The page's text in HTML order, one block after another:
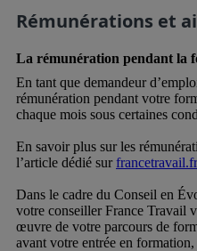
Rémunérations et
La rémunération pendant la
En tant que demandeur
rémunération pendant votre
chaque mois sous certaines
En savoir plus sur les
l’article dédié surfrancetravail.fr
Dans le cadre du Conseil en
votre conseiller France Travail
œuvre de votre parcours de
avant votre entrée en